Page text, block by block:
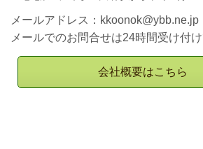
メールアドレス： kkoonok@ybb.ne.jp
メールでのお問合せは24時間受け付け
会社概要はこちら